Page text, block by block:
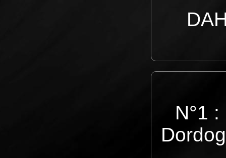
N°1